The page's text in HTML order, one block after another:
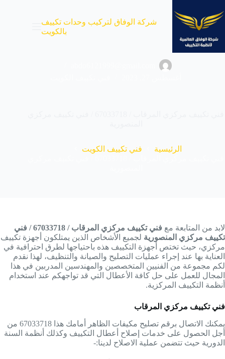
إلى
المحتوى
شركة الوفاق لتركيب وحدات تكييف
بالكويت
الرئيسية
فني تكييف الكويت
لابد من المتابعة مع
فني تكييف مركزي المرقاب / 67033718 / فني
تكييف مركزي المنصورية لجميع الأشخاص الذين يمتلكون أجهزة تكييف
مركزي، حيث تختص أجهزة التكييف هذه باحتياجها لطرق احترافية في
العناية بها عند إجراء عمليات التصليح والصيانة والتنظيف، لهذا نقدم
لكم مجموعة من الفنيين المتخصصين والمهندسين المدربين في هذا
المجال للعمل على حل كافة الأعطال التي قد تواجهكم عند استخدام
أنظمة التكييف المركزية.
فني تكييف مركزي المرقاب
يمكنك الاتصال برقم تصليح مكيفات الظاهر أمامك هذا 67033718 من
أجل الحصول على خدمات إصلاح أعطال التكييف وكذلك أنظمة السنة
الدورية حيث تتضمن عملية الاصلاح لدينا:-